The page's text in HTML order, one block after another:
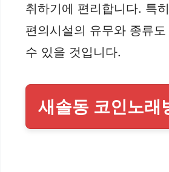
취하기에 편리합니다. 특
편의시설의 유무와 종류
수 있을 것입니다.
새솔동 코인노래